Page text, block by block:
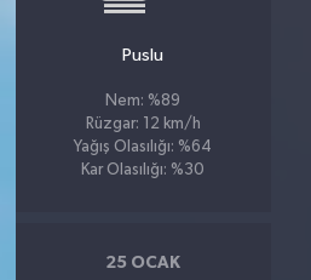
Puslu
Nem: %89
Rüzgar: 12 km/h
Yağış Olasılığı: %64
Kar Olasılığı: %30
25 OCAK